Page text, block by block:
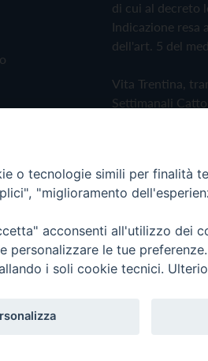
di cui al decreto
Indicazione resa
dell'art. 5 del
Vita Trentina,
Settimanali
Privacy Policy
- Vita Trentina Editrice
o tecnologie simili per finalità
"miglioramento
acconsenti all'utilizzo dei
personalizzare le tue
i soli cookie tecnici.